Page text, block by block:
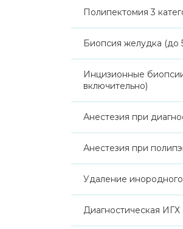
Полипектомия 3
Биопсия желудка (до
Инцизионные
включительно)
Анестезия при
Анестезия при
Удаление
Диагностическая ИГХ